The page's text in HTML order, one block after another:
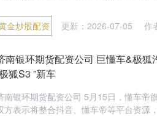
金炒股配资 更新：2026-07-05 作
南银环期货配资公司 巨懂车&极
狐S3 ”新车
南银环期货配资公司 5月15日，懂车帝
方表示将整合抖音、懂车帝等平台资源